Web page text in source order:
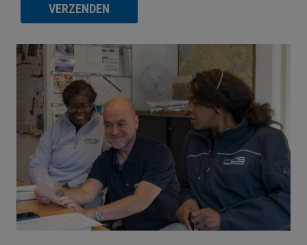
VERZENDEN